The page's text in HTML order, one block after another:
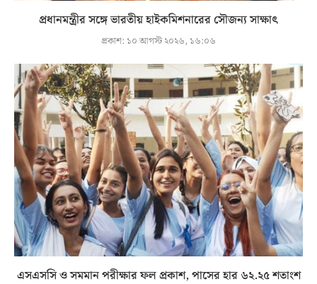
প্রধানমন্ত্রীর সঙ্গে ভারতীয় হাইকমিশনারের সৌজন্য সাক্ষাৎ
প্রকাশ: ১০ আগস্ট ২০২৬, ১৬:০৬
এসএসসি ও সমমান পরীক্ষার ফল প্রকাশ, পাসের হার ৬২.২৫ শতাংশ